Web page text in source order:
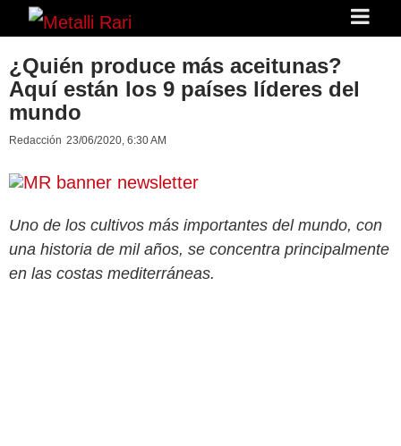
¿Quién produce más aceitunas?
Aquí están los 9 países líderes del
mundo
Redacción 23/06/2020, 6:30 AM
Uno de los cultivos más importantes del mundo, con
una historia de mil años, se concentra principalmente
en las costas mediterráneas.